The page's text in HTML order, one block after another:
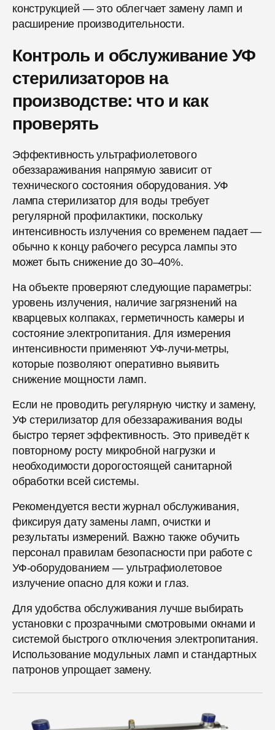
конструкцией — это облегчает замену ламп и
расширение производительности.
Контроль и обслуживание УФ
стерилизаторов на
производстве: что и как
проверять
Эффективность ультрафиолетового
обеззараживания напрямую зависит от
технического состояния оборудования. УФ
лампа стерилизатор для воды требует
регулярной профилактики, поскольку
интенсивность излучения со временем падает —
обычно к концу рабочего ресурса лампы это
может быть снижение до 30–40%.
На объекте проверяют следующие параметры:
уровень излучения, наличие загрязнений на
кварцевых колпаках, герметичность камеры и
состояние электропитания. Для измерения
интенсивности применяют УФ-лучи-метры,
которые позволяют оперативно выявить
снижение мощности ламп.
Если не проводить регулярную чистку и замену,
УФ стерилизатор для обеззараживания воды
быстро теряет эффективность. Это приведёт к
повторному росту микробной нагрузки и
необходимости дорогостоящей санитарной
обработки всей системы.
Рекомендуется вести журнал обслуживания,
фиксируя дату замены ламп, очистки и
результаты измерений. Важно также обучить
персонал правилам безопасности при работе с
УФ-оборудованием — ультрафиолетовое
излучение опасно для кожи и глаз.
Для удобства обслуживания лучше выбирать
установки с прозрачными смотровыми окнами и
системой быстрого отключения электропитания.
Использование модульных ламп и стандартных
патронов упрощает замену.